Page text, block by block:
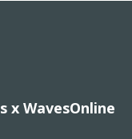
x WavesOnline